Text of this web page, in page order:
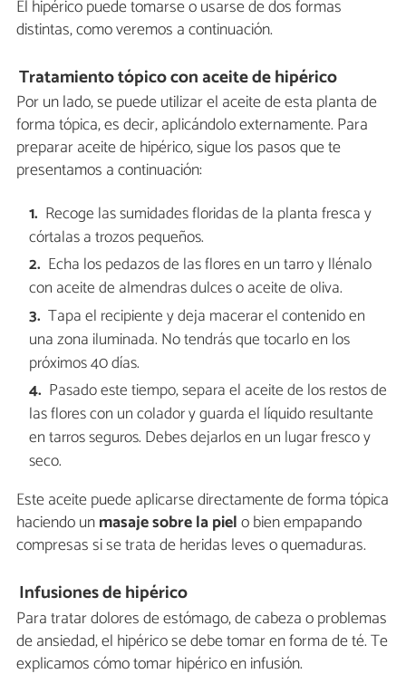
El hipérico puede tomarse o usarse de dos formas
distintas, como veremos a continuación.
Tratamiento tópico con aceite de hipérico
Por un lado, se puede utilizar el aceite de esta planta de
forma tópica, es decir, aplicándolo externamente. Para
preparar aceite de hipérico, sigue los pasos que te
presentamos a continuación:
Recoge las sumidades floridas de la planta fresca y
córtalas a trozos pequeños.
Echa los pedazos de las flores en un tarro y llénalo
con aceite de almendras dulces o aceite de oliva.
Tapa el recipiente y deja macerar el contenido en
una zona iluminada. No tendrás que tocarlo en los
próximos 40 días.
Pasado este tiempo, separa el aceite de los restos de
las flores con un colador y guarda el líquido resultante
en tarros seguros. Debes dejarlos en un lugar fresco y
seco.
Este aceite puede aplicarse directamente de forma tópica
haciendo unmasaje sobre la pielo bien empapando
compresas si se trata de heridas leves o quemaduras.
Infusiones de hipérico
Para tratar dolores de estómago, de cabeza o problemas
de ansiedad, el hipérico se debe tomar en forma de té. Te
explicamos cómo tomar hipérico en infusión.